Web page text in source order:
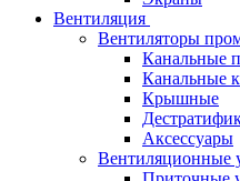
Вентиляция
Вентиляторы
Канальные
Канальные
Крышные
Аксессуары
Вентиляционные